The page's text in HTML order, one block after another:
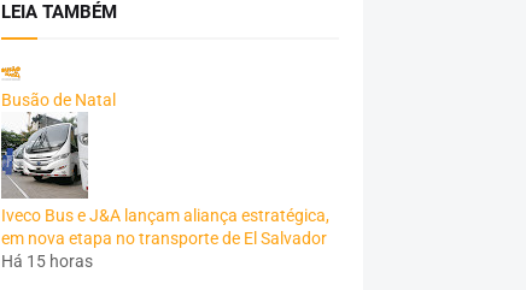
LEIA TAMBÉM
Busão de Natal
Iveco Bus e J&A lançam aliança estratégica,
em nova etapa no transporte de El Salvador
Há 15 horas